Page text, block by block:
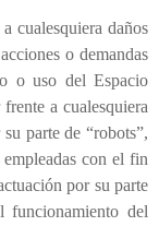
cualesquiera daños
o demandas
o uso del Espacio
a cualesquiera
parte de “robots”,
empleadas con el fin
por su parte
funcionamiento del